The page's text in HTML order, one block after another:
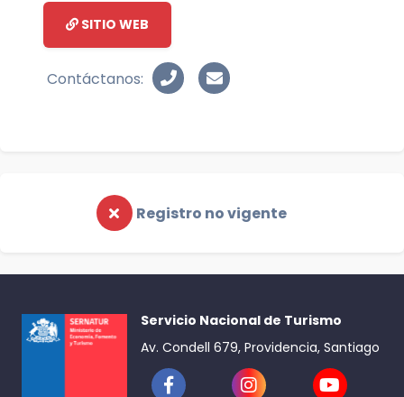
SITIO WEB
Contáctanos:
Registro no vigente
Servicio Nacional de Turismo
Av. Condell 679, Providencia, Santiago